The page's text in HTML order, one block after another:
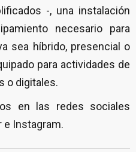
-, una instalación
necesario para
sea híbrido, presencial o
para actividades de
o digitales.
en las redes sociales
e Instagram.